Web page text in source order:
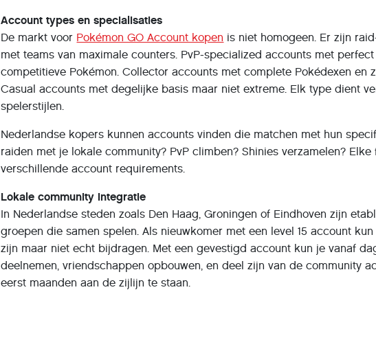
Account types en specialisaties
De markt voor Pokémon GO Account kopen is niet homogeen. Er zijn
met teams van maximale counters. PvP-specialized accounts met
competitieve Pokémon. Collector accounts met complete Pokédexen en
Casual accounts met degelijke basis maar niet extreme. Elk type dient
spelerstijlen.
Nederlandse kopers kunnen accounts vinden die matchen met hun
raiden met je lokale community? PvP climben? Shinies verzamelen? Elke
verschillende account requirements.
Lokale community integratie
In Nederlandse steden zoals Den Haag, Groningen of Eindhoven zijn
groepen die samen spelen. Als nieuwkomer met een level 15 account
zijn maar niet echt bijdragen. Met een gevestigd account kun je vanaf
deelnemen, vriendschappen opbouwen, en deel zijn van de community
eerst maanden aan de zijlijn te staan.